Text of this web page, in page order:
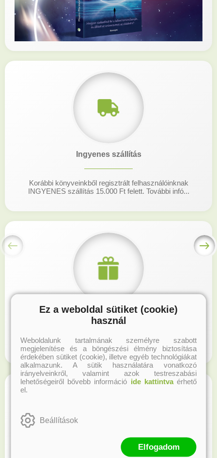
Ingyenes szállítás
Korábbi könyveinkből regisztrált felhasználóinknak
INGYENES szállítás 15.000 Ft felett. További infó...
Hűségprogram
Regisztrálj honlapunkon és gyűjtsd a hűségpontokat!
Ez a weboldal sütiket (cookie)
használ
Weboldalunk tartalmának személyre szabott
megjelenítése és a böngészési élmény biztosítása
érdekében sütiket (cookie), illetve egyéb technológiákat
alkalmazunk. A sütik használatára vonatkozó
irányelveinkről, valamint azok testreszabási
lehetőségeiről bővebb információ ide kattintvaérhető
el.
Beállítások
Elfogadom